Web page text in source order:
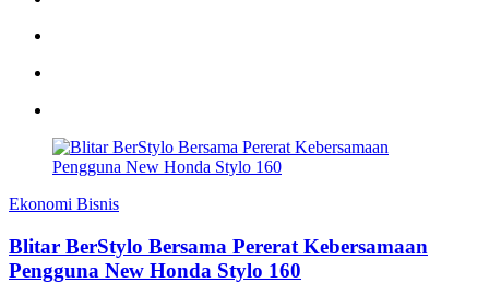
Ekonomi Bisnis
Blitar BerStylo Bersama Pererat Kebersamaan
Pengguna New Honda Stylo 160